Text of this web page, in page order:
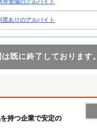
警備のアルバイト
ありのアルバイト
既に終了しております。
持つ企業で安定の